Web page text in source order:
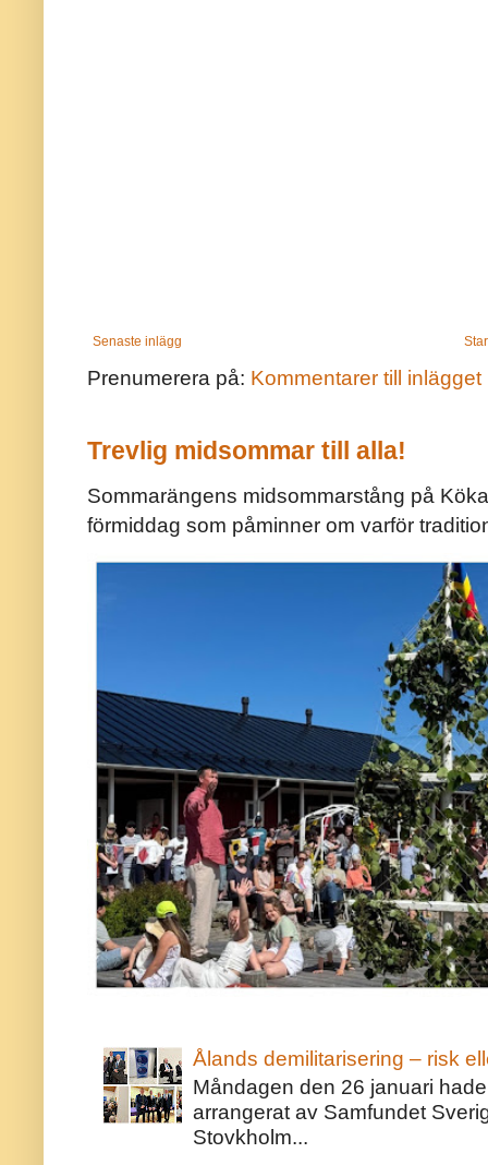
Senaste inlägg
Prenumerera på: Kommentarer till inlägget
Trevlig midsommar till alla!
Sommarängens midsommarstång på
förmiddag som påminner om varför
Ålands demilitarisering – risk
Måndagen den 26 januari
arrangerat av Samfundet
Stovkholm...